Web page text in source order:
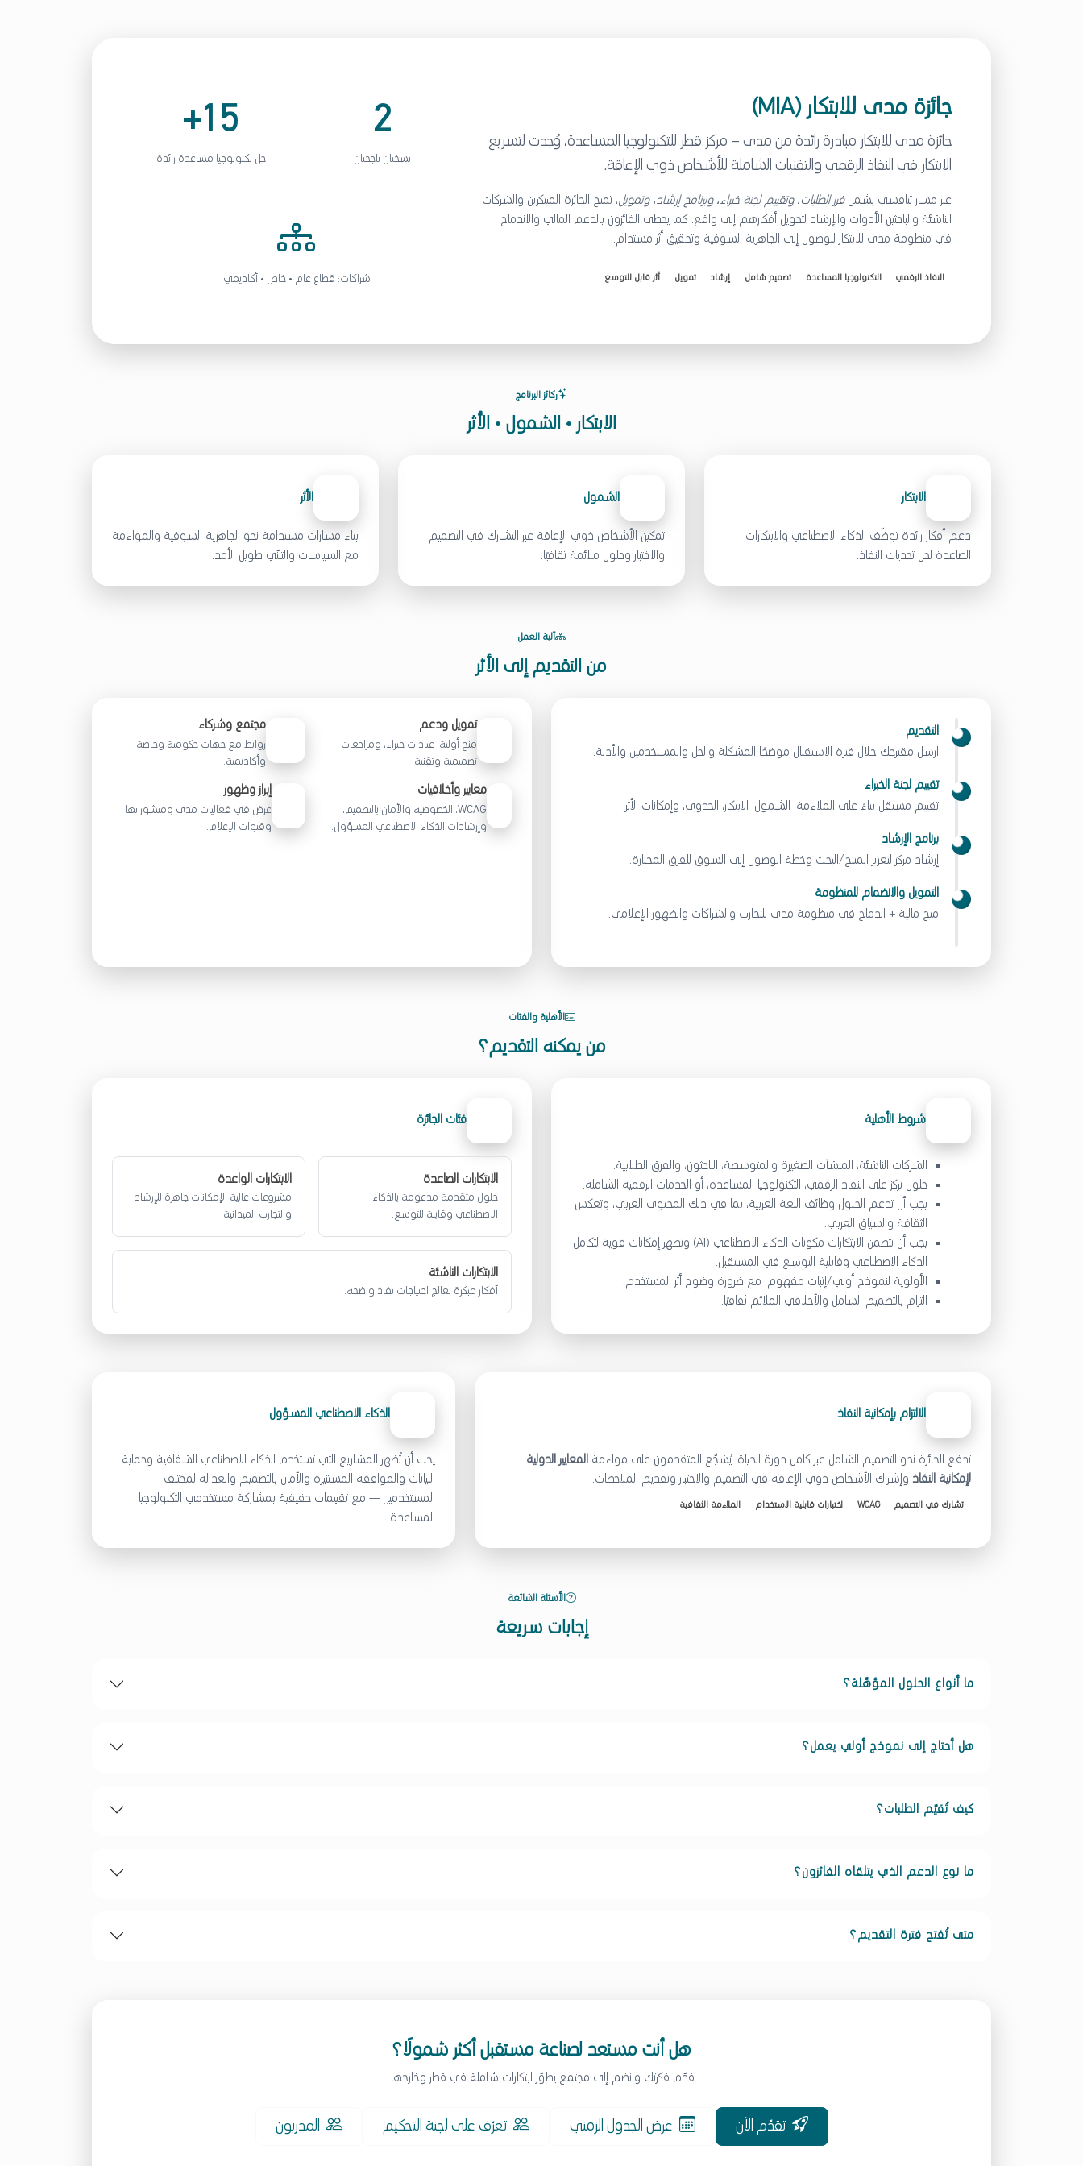
جائزة مدى للابتكار (MIA)
جائزة مدى للابتكار مبادرة رائدة من مدى – مركز قطر للتكنولوجيا المساعدة، وُجدت لتسريع
الابتكار في النفاذ الرقمي و التقنيات الشاملة للأشخاص ذوي الإعاقة.
عبر مسار تنافسي يشملفرز الطلبات، وتقييم لجنة خبراء، وبرنامج إرشاد، وتمويل، تمنح الجائزة المبتكرين والشركات
الناشئة والباحثين الأدوات والإرشاد لتحويل أفكارهم إلى واقع. كما يحظى الفائزون بالدعم المالي والاندماج
في منظومة مدى للابتكار للوصول إلى الجاهزية السوقية وتحقيق أثر مستدام.
النفاذ الرقمي التكنولوجيا المساعدة تصميم شامل إرشاد تمويل أثر قابل للتوسع
2
نسختان ناجحتان
15+
حل تكنولوجيا مساعدة رائدة
شراكات: قطاع عام • خاص • أكاديمي
ركائز البرنامج
الابتكار • الشمول • الأثر
الابتكار
دعم أفكار رائدة توظّف الذكاء الاصطناعي والابتكارات
الصاعدة لحل تحديات النفاذ.
الشمول
تمكين الأشخاص ذوي الإعاقة عبر التشارك في التصميم
والاختبار وحلول ملائمة ثقافيًا.
الأثر
بناء مسارات مستدامة نحو الجاهزية السوقية والمواءمة
مع السياسات والتبنّي طويل الأمد.
آلية العمل
من التقديم إلى الأثر
التقديم
ارسل مقترحك خلال فترة الاستقبال موضحًا المشكلة والحل والمستخدمين والأدلة.
تقييم لجنة الخبراء
تقييم مستقل بناءً على الملاءمة، الشمول، الابتكار، الجدوى، وإمكانات الأثر.
برنامج الإرشاد
إرشاد مركز لتعزيز المنتج/البحث وخطة الوصول إلى السوق للفرق المختارة.
التمويل والانضمام للمنظومة
منح مالية + اندماج في منظومة مدى للتجارب والشراكات والظهور الإعلامي.
تمويل ودعم
منح أولية، عيادات خبراء، ومراجعات
تصميمية وتقنية.
مجتمع وشركاء
روابط مع جهات حكومية وخاصة
وأكاديمية.
معايير وأخلاقيات
WCAG، الخصوصية والأمان بالتصميم،
وإرشادات الذكاء الاصطناعي المسؤول.
إبراز وظهور
عرض في فعاليات مدى ومنشوراتها
وقنوات الإعلام.
الأهلية والفئات
من يمكنه التقديم؟
شروط الأهلية
الشركات الناشئة، المنشآت الصغيرة والمتوسطة، الباحثون، والفرق الطلابية.
حلول تركز على النفاذ الرقمي، التكنولوجيا المساعدة، أو الخدمات الرقمية الشاملة.
يجب أن تدعم الحلول وظائف اللغة العربية، بما في ذلك المحتوى العربي، وتعكس
الثقافة والسياق العربي.
يجب أن تتضمن الابتكارات مكونات الذكاء الاصطناعي (AI) وتظهر إمكانات قوية لتكامل
الذكاء الاصطناعي وقابلية التوسع في المستقبل.
الأولوية لنموذج أولي/إثبات مفهوم؛ مع ضرورة وضوح أثر المستخدم.
التزام بالتصميم الشامل والأخلاقي الملائم ثقافيًا.
فئات الجائزة
الابتكارات الصاعدة
حلول متقدمة مدعومة بالذكاء
الاصطناعي وقابلة للتوسع.
الابتكارات الواعدة
مشروعات عالية الإمكانات جاهزة للإرشاد
والتجارب الميدانية.
الابتكارات الناشئة
أفكار مبكرة تعالج احتياجات نفاذ واضحة.
الالتزام بإمكانية النفاذ
تدفع الجائزة نحو التصميم الشامل عبر كامل دورة الحياة. يُشجَّع المتقدمون على مواءمة المعايير الدولية
لإمكانية النفاذ وإشراك الأشخاص ذوي الإعاقة في التصميم والاختبار وتقديم الملاحظات.
تشارك في التصميم WCAG اختبارات قابلية الاستخدام الملاءمة الثقافية
الذكاء الاصطناعي المسؤول
يجب أن تُظهر المشاريع التي تستخدم الذكاء الاصطناعي الشفافية وحماية
البيانات والموافقة المستنيرة والأمان بالتصميم والعدالة لمختلف
المستخدمين — مع تقييمات حقيقية بمشاركة مستخدمي التكنولوجيا
المساعدة .
الأسئلة الشائعة
إجابات سريعة
ما أنواع الحلول المؤهَّلة؟
هل أحتاج إلى نموذج أولي يعمل؟
كيف تُقيَّم الطلبات؟
ما نوع الدعم الذي يتلقاه الفائزون؟
متى تُفتح فترة التقديم؟
هل أنت مستعد لصناعة مستقبل أكثر شمولًا؟
قدّم فكرتك وانضم إلى مجتمع يطوّر ابتكارات شاملة في قطر وخارجها.
تقدّم الآن عرض الجدول الزمني تعرّف على لجنة التحكيم المدربون